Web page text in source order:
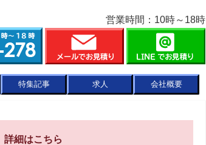
営業時間：10時～18時
特集記事 求人 会社概要
詳細はこちら